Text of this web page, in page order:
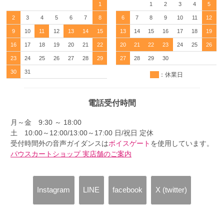
1
2 3 4 5 6 7 8
9 10 11 12 13 14 15
16 17 18 19 20 21 22
23 24 25 26 27 28 29
30 31
1 2 3 4 5
6 7 8 9 10 11 12
13 14 15 16 17 18 19
20 21 22 23 24 25 26
27 28 29 30
：休業日
電話受付時間
月～金 9:30 ～ 18:00
土 10:00～12:00/13:00～17:00 日/祝日 定休
受付時間外の音声ガイダンスはボイスゲート を使用しています。
パウスカートショップ 実店舗のご案内
Instagram LINE facebook X (twitter)